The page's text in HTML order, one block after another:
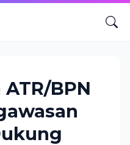
BPN